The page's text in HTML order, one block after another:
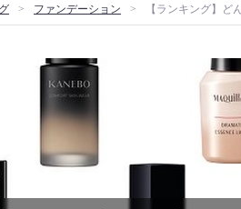
ファンデーション 【ランキング】